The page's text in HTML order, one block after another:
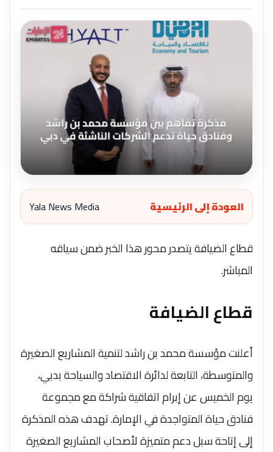
العودة إلى الرئيسية Yala News Media
قطاع الضيافة يتصدر محور هذا الخبر ضمن سياقه
المباشر.
قطاع الضيافة
أعلنت مؤسسة محمد بن راشد لتنمية المشاريع الصغيرة
والمتوسطة، التابعة لدائرة الاقتصاد والسياحة بدبي،
يوم الخميس عن إبرام اتفاقية شراكة مع مجموعة
فنادق حياة المتواجدة في الإمارة. تهدف هذه المذكرة
إلى إتاحة سبل دعم متميزة لأصحاب المشاريع الصغيرة